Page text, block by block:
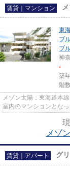
賃貸｜マンション
東
ブ
ブ
神
-
築
階
メゾン太陽：東海道本
室内のマンションとな
メゾ
賃貸｜アパート グ